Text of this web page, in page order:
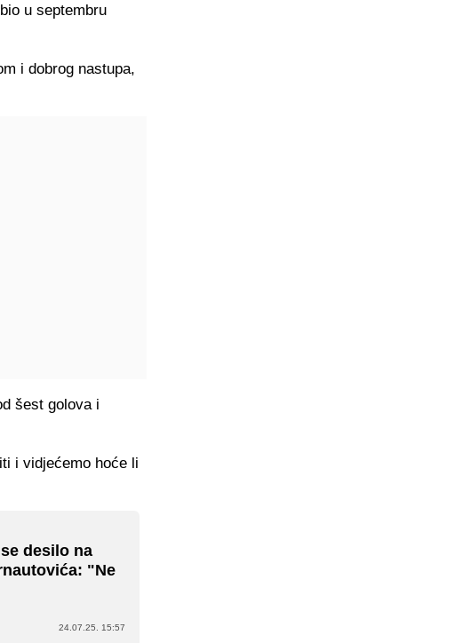
u septembru
i dobrog nastupa,
šest golova i
i vidjećemo hoće li
desilo na
"Ne
24.07.25. 15:57